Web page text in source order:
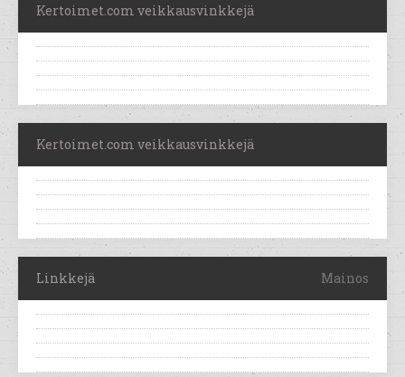
Kertoimet.com veikkausvinkkejä
Kertoimet.com veikkausvinkkejä
Linkkejä Mainos